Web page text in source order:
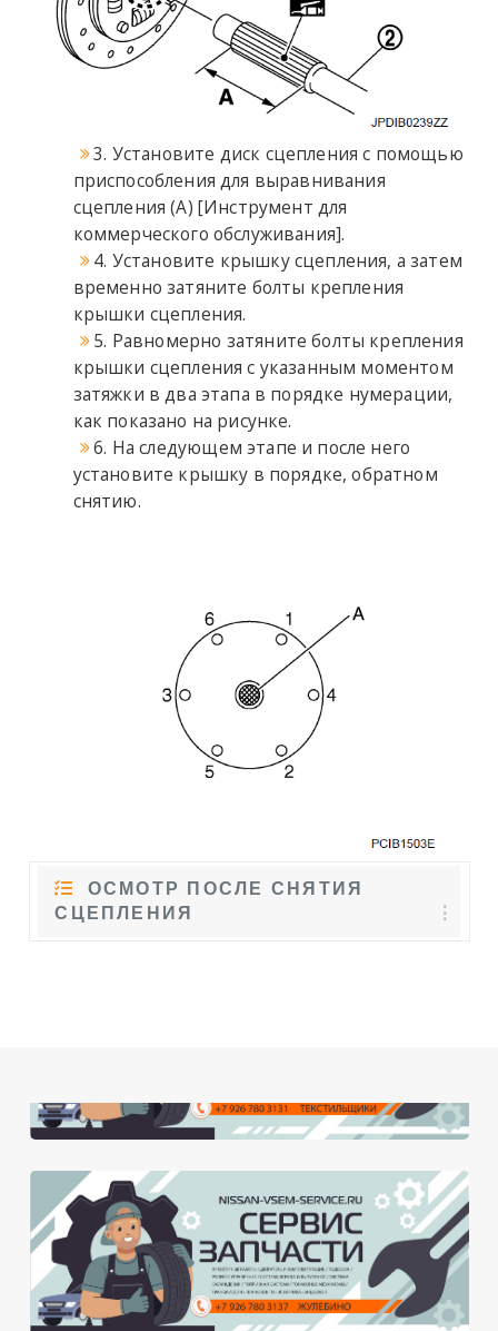
3. Установите диск сцепления с помощью
приспособления для выравнивания
сцепления (A) [Инструмент для
коммерческого обслуживания].
4. Установите крышку сцепления, а затем
временно затяните болты крепления
крышки сцепления.
5. Равномерно затяните болты крепления
крышки сцепления с указанным моментом
затяжки в два этапа в порядке нумерации,
как показано на рисунке.
6. На следующем этапе и после него
установите крышку в порядке, обратном
снятию.
ОСМОТР ПОСЛЕ СНЯТИЯ
СЦЕПЛЕНИЯ